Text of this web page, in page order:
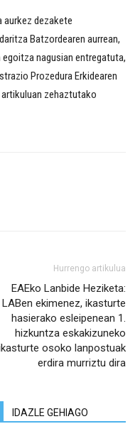
dezakete
Batzordearen aurrean,
nagusian entregatuta,
Prozedura Erkidearen
artikuluan zehaztutako
Hurrengo artikulua
EAEko Lanbide Heziketa:
LABen ekimenez, ikasturte
hasierako esleipenean 1.
hizkuntza eskakizuneko
osoko lanpostuak
erdira murriztu dira
IDAZLE GEHIAGO